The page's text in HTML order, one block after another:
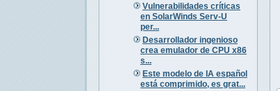
Vulnerabilidades críticas
en SolarWinds Serv-U
per...
Desarrollador ingenioso
crea emulador de CPU x86
s...
Este modelo de IA español
está comprimido, es grat...